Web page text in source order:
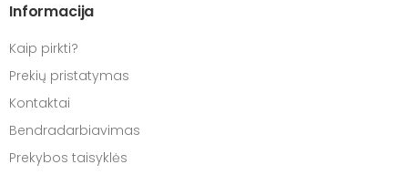
Informacija
Kaip pirkti?
Prekių pristatymas
Kontaktai
Bendradarbiavimas
Prekybos taisyklės